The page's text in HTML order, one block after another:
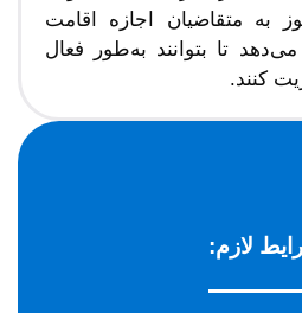
به متقاضیان اجازه اقامت
تا بتوانند به‌طور فعال
کنند.
لازم: